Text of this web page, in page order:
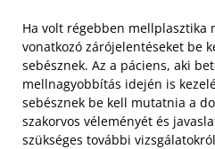
Ha volt régebben mellplasztika
vonatkozó zárójelentéseket be
sebésznek. Az a páciens, aki
mellnagyobbítás idején is
sebésznek be kell mutatnia a
szakorvos véleményét és
szükséges további